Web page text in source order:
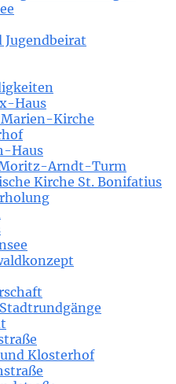
Haus
Kirche
Haus
Arndt-Turm
Kirche St. Bonifatius
Klosterhof